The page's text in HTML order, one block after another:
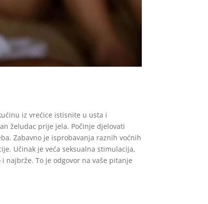
iz vrećice istisnite u usta i
želudac prije jela. Počinje djelovati
Zabavno je isprobavanja raznih voćnih
Učinak je veća seksualna stimulacija,
najbrže. To je odgovor na vaše pitanje